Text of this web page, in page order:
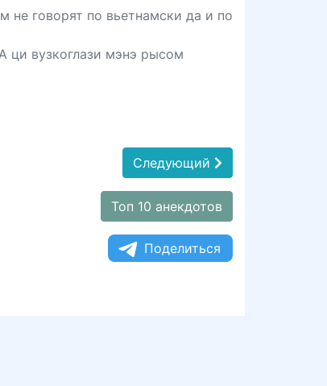
говорят по вьетнамски да и по
ци вузкоглази мэнэ рысом
Следующий
Топ 10 анекдотов
Поделиться